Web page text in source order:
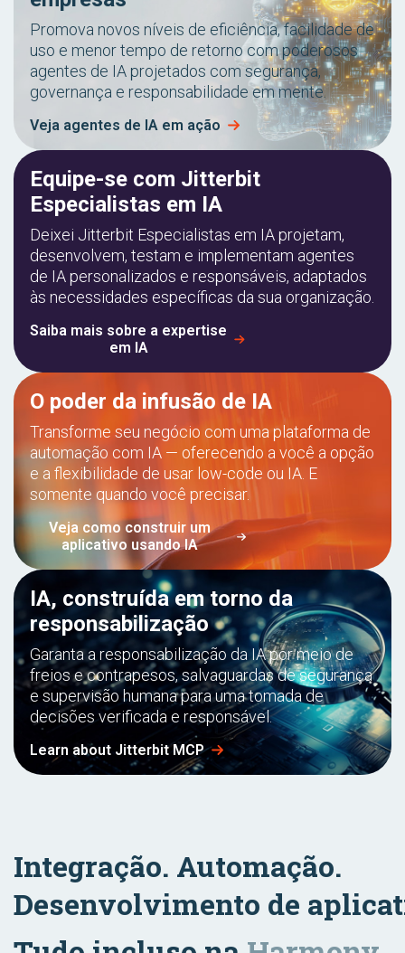
Promova novos níveis de eficiência, facilidade de
uso e menor tempo de retorno com poderosos
agentes de IA projetados com segurança,
governança e responsabilidade em mente.
Veja agentes de IA em ação
Equipe-se com Jitterbit
Especialistas em IA
Deixei Jitterbit Especialistas em IA projetam,
desenvolvem, testam e implementam agentes
de IA personalizados e responsáveis, adaptados
às necessidades específicas da sua organização.
Saiba mais sobre a expertise
em IA
O poder da infusão de IA
Transforme seu negócio com uma plataforma de
automação com IA — oferecendo a você a opção
e a flexibilidade de usar low-code ou IA. E
somente quando você precisar.
Veja como construir um
aplicativo usando IA
IA, construída em torno da
responsabilização
Garanta a responsabilização da IA ​​por meio de
freios e contrapesos, salvaguardas de segurança
e supervisão humana para uma tomada de
decisões verificada e responsável.
Learn about Jitterbit MCP
Integração. Automação.
Desenvolvimento de